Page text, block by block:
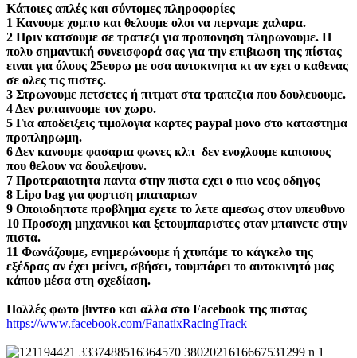
Κάποιες απλές και σύντομες πληροφορίες
1 Κανουμε χομπυ και θελουμε ολοι να περναμε χαλαρα.
2 Πριν κατσουμε σε τραπεζι για προπονηση πληρωνουμε. Η
πολυ σημαντική συνεισφορά σας για την επιβιωση της πίστας
ειναι για όλους 25ευρω με οσα αυτοκινητα κι αν εχει ο καθενας
σε ολες τις πιστες.
3 Στρωνουμε πετσετες ή πιτματ στα τραπεζια που δουλευουμε.
4 Δεν ρυπαινουμε τον χωρο.
5 Για αποδειξεις τιμολογια καρτες paypal μονο στο καταστημα
προπληρωμη.
6 Δεν κανουμε φασαρια φωνες κλπ δεν ενοχλουμε καποιους
που θελουν να δουλεψουν.
7 Προτεραιοτητα παντα στην πιστα εχει ο πιο νεος οδηγος
8 Lipo bag για φορτιση μπαταριων
9 Οποιοδηποτε προβλημα εχετε το λετε αμεσως στον υπευθυνο
10 Προσοχη μηχανικοι και ξετουμπαριστες οταν μπαινετε στην
πιστα.
11 Φωνάζουμε, ενημερώνουμε ή χτυπάμε το κάγκελο της
εξέδρας αν έχει μείνει, σβήσει, τουμπάρει το αυτοκινητό μας
κάπου μέσα στη σχεδίαση.
Πολλές φωτο βιντεο και αλλα στο Facebook της πιστας
https://www.facebook.com/FanatixRacingTrack